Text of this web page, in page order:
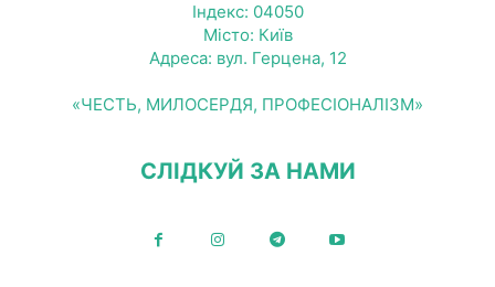
Індекс: 04050
Місто: Київ
Адреса: вул. Герцена, 12
«ЧЕСТЬ, МИЛОСЕРДЯ, ПРОФЕСІОНАЛІЗМ»
СЛІДКУЙ ЗА НАМИ